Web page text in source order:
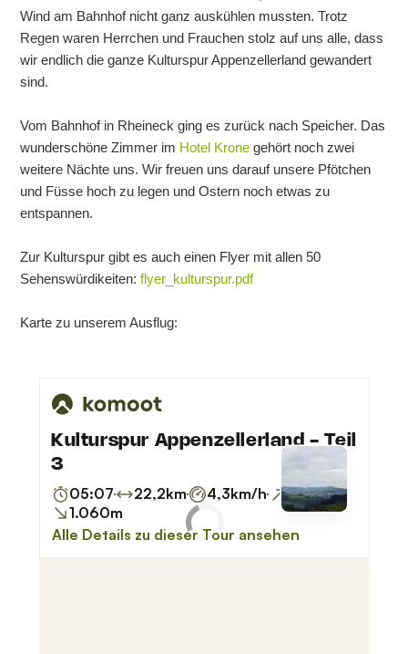
Wind am Bahnhof nicht ganz auskühlen mussten. Trotz
Regen waren Herrchen und Frauchen stolz auf uns alle, dass
wir endlich die ganze Kulturspur Appenzellerland gewandert
sind.
Vom Bahnhof in Rheineck ging es zurück nach Speicher. Das
wunderschöne Zimmer im Hotel Krone gehört noch zwei
weitere Nächte uns. Wir freuen uns darauf unsere Pfötchen
und Füsse hoch zu legen und Ostern noch etwas zu
entspannen.
Zur Kulturspur gibt es auch einen Flyer mit allen 50
Sehenswürdikeiten:flyer_kulturspur.pdf
Karte zu unserem Ausflug: